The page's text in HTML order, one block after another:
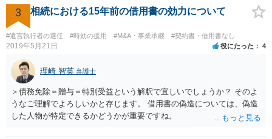
3 相続における15年前の借用書の効力について
#遺言執行者の選任 #時効の援用 #M&A・事業承継 #契約書・借用書なし
2019年5月21日 役にたった 4
理崎 智英 弁護士
＞債務免除＝贈与＝特別受益という解釈で宜しいでしょうか？ そのよ
うなご理解でよろしいかと存じます。 借用書の偽造については、偽造
した人物が特定できるかどうかが重要ですね。